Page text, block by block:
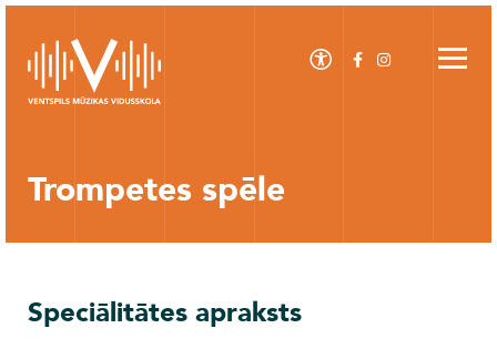
Trompetes spēle
Speciālitātes apraksts